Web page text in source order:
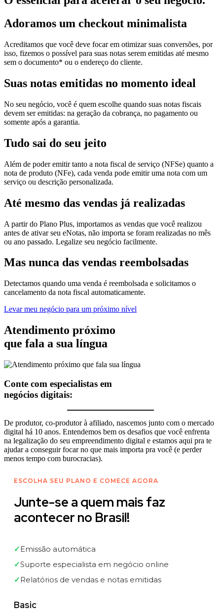
Adoramos um checkout minimalista
Acreditamos que você deve focar em otimizar suas conversões, por
isso, fizemos o possível para suas notas serem emitidas até mesmo
sem o documento* ou o endereço do cliente.
Suas notas emitidas no momento ideal
No seu negócio, você é quem escolhe quando suas notas fiscais
devem ser emitidas: na geração da cobrança, no pagamento ou
somente após a garantia.
Tudo sai do seu jeito
Além de poder emitir tanto a nota fiscal de serviço (NFSe) quanto a
nota de produto (NFe), cada venda pode emitir uma nota com um
serviço ou descrição personalizada.
Até mesmo das vendas já realizadas
A partir do Plano Plus, importamos as vendas que você realizou
antes de ativar seu eNotas, não importa se foram realizadas no mês
ou ano passado. Legalize seu negócio facilmente.
Mas nunca das vendas reembolsadas
Detectamos quando uma venda é reembolsada e solicitamos o
cancelamento da nota fiscal automaticamente.
Levar meu negócio para um próximo nível
Atendimento próximo
que fala a sua língua
Conte com especialistas em
negócios digitais:
De produtor, co-produtor à afiliado, nascemos junto com o mercado
digital há 10 anos. Entendemos bem os desafios que você enfrenta
na legalização do seu empreendimento digital e estamos aqui pra te
ajudar a conseguir focar no que mais importa pra você (e perder
menos tempo com burocracias).
ESCOLHA SEU PLANO E COMECE AGORA
Junte-se a quem mais faz
acontecer no Brasil!
✓Emissão automática
✓Suporte especialista em negócio online
✓Relatórios de vendas e notas emitidas
Basic